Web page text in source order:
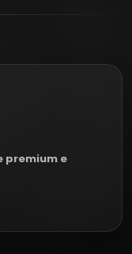
premium e